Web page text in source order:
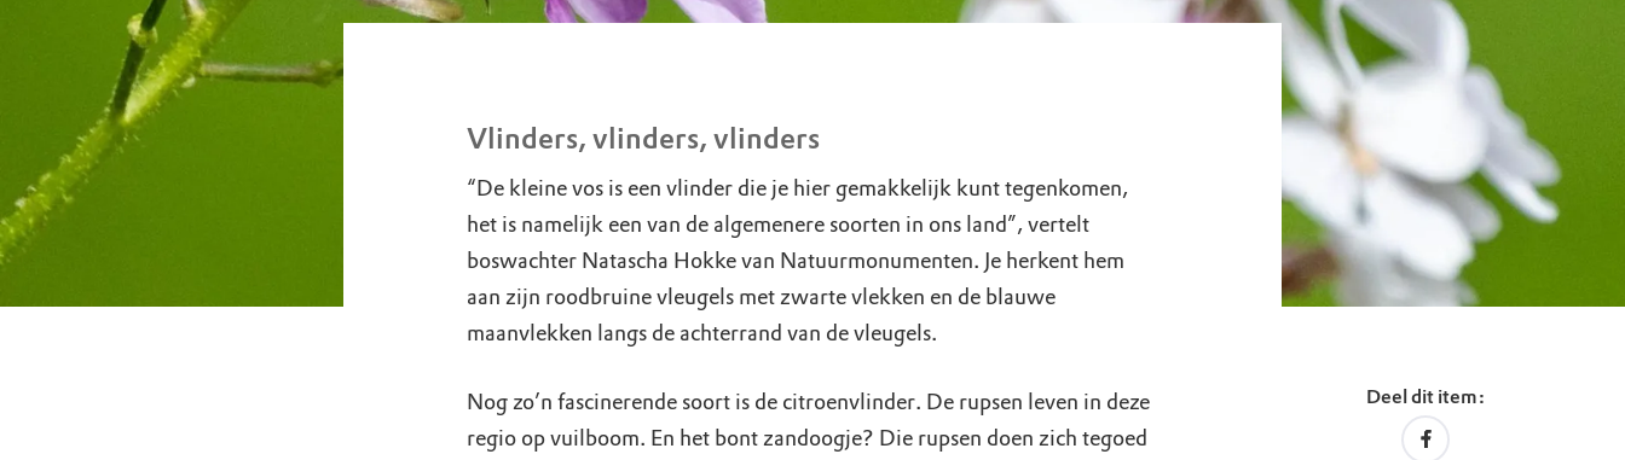
Vlinders, vlinders, vlinders
“De kleine vos is een vlinder die je hier gemakkelijk kunt tegenkomen,
het is namelijk een van de algemenere soorten in ons land”, vertelt
boswachter Natascha Hokke van Natuurmonumenten. Je herkent hem
aan zijn roodbruine vleugels met zwarte vlekken en de blauwe
maanvlekken langs de achterrand van de vleugels.
Nog zo’n fascinerende soort is de citroenvlinder. De rupsen leven in deze
regio op vuilboom. En het bont zandoogje? Die rupsen doen zich tegoed
Deel dit item: